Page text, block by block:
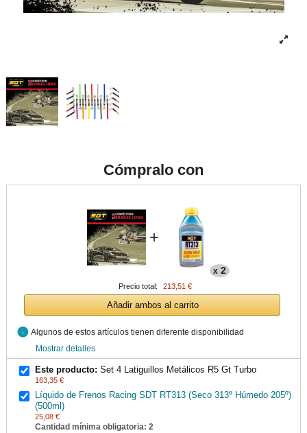
Cómpralo con
+
x 2
Precio total: 213,51 €
Añadir ambos al carrito
info Algunos de estos artículos tienen diferente disponibilidad
Mostrar detalles
Este producto: Set 4 Latiguillos Metálicos R5 Gt Turbo
163,35 €
Líquido de Frenos Racing SDT RT313 (Seco 313º Húmedo 205º)
(500ml)
25,08 €
Cantidad mínima obligatoria: 2